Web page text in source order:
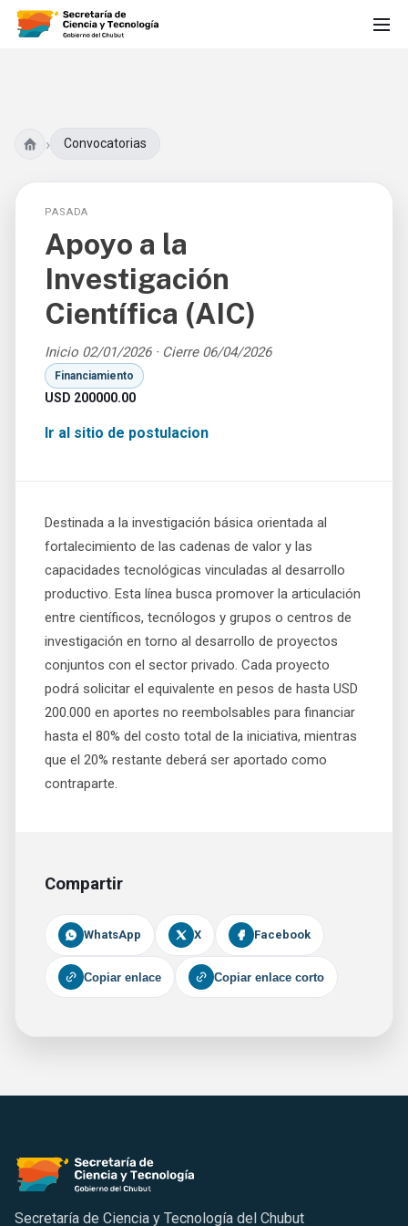
› Convocatorias
PASADA
Apoyo a la
Investigación
Científica (AIC)
Inicio 02/01/2026 · Cierre 06/04/2026
Financiamiento
USD 200000.00
Ir al sitio de postulacion
Destinada a la investigación básica orientada al
fortalecimiento de las cadenas de valor y las
capacidades tecnológicas vinculadas al desarrollo
productivo. Esta línea busca promover la articulación
entre científicos, tecnólogos y grupos o centros de
investigación en torno al desarrollo de proyectos
conjuntos con el sector privado. Cada proyecto
podrá solicitar el equivalente en pesos de hasta USD
200.000 en aportes no reembolsables para financiar
hasta el 80% del costo total de la iniciativa, mientras
que el 20% restante deberá ser aportado como
contraparte.
Compartir
WhatsApp X Facebook
Copiar enlace Copiar enlace corto
Secretaría de Ciencia y Tecnología del Chubut